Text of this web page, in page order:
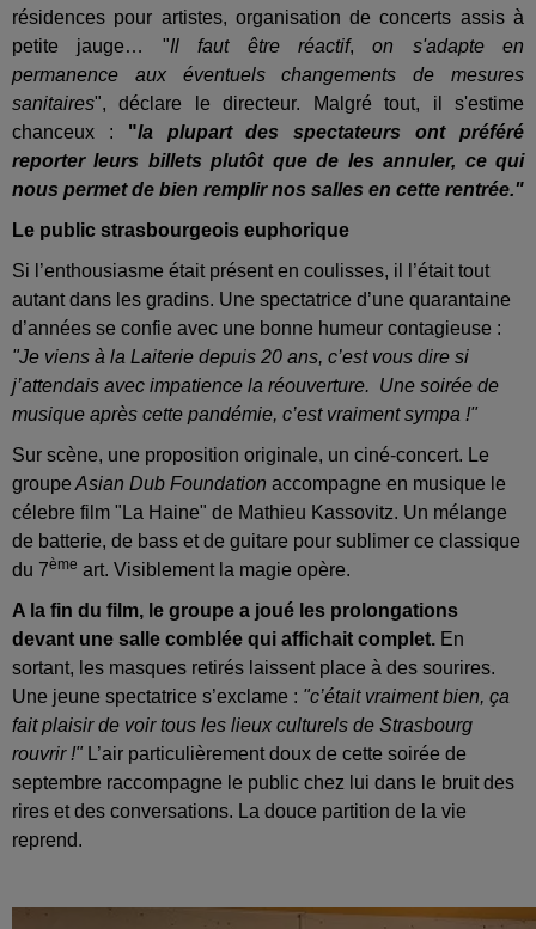
résidences pour artistes, organisation de concerts assis à
petite jauge… "Il faut être réactif,on s'adapte en
permanence aux éventuels changements de mesures
sanitaires", déclare le directeur. Malgré tout, il s'estime
chanceux : "la plupart des spectateurs ont préféré
reporter leurs billets plutôt que de les annuler, ce qui
nous permet de bien remplir nos salles en cette rentrée."
Le public strasbourgeois euphorique
Si l’enthousiasme était présent en coulisses, il l’était tout
autant dans les gradins. Une spectatrice d’une quarantaine
d’années se confie avec une bonne humeur contagieuse :
"Je viens à la Laiterie depuis 20 ans, c’est vous dire si
j’attendais avec impatience la réouverture. Une soirée de
musique après cette pandémie, c’est vraiment sympa !"
Sur scène, une proposition originale, un ciné-concert. Le
groupe Asian Dub Foundation accompagne en musique le
célebre film "La Haine" de Mathieu Kassovitz. Un mélange
de batterie, de bass et de guitare pour sublimer ce classique
du 7ème art. Visiblement la magie opère.
A la fin du film, le groupe a joué les prolongations
devant une salle comblée qui affichait complet. En
sortant, les masques retirés laissent place à des sourires.
Une jeune spectatrice s’exclame : "c’était vraiment bien, ça
fait plaisir de voir tous les lieux culturels de Strasbourg
rouvrir !" L’air particulièrement doux de cette soirée de
septembre raccompagne le public chez lui dans le bruit des
rires et des conversations. La douce partition de la vie
reprend.